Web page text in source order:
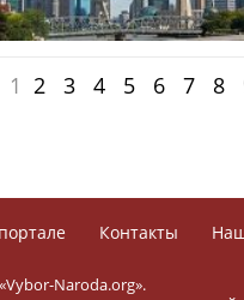
1 2 3 4 5 6 7 8
Контакты
Naroda.org».